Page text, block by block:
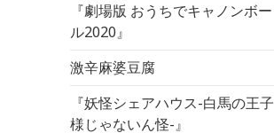
『劇場版 おうちでキャノンボー
ル2020』
激辛麻婆豆腐
『妖怪シェアハウス-白馬の王子
様じゃないん怪-』